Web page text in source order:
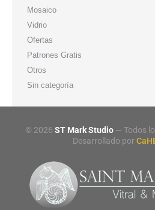
Mosaico
Vidrio
Ofertas
Patrones Gratis
Otros
Sin categoría
© 2026 ST Mark Studio— Todos
Desarrollado por